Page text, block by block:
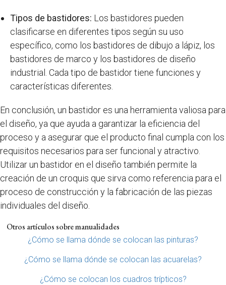
Tipos de bastidores: Los bastidores pueden
clasificarse en diferentes tipos según su uso
específico, como los bastidores de dibujo a lápiz, los
bastidores de marco y los bastidores de diseño
industrial. Cada tipo de bastidor tiene funciones y
características diferentes.
En conclusión, un bastidor es una herramienta valiosa para
el diseño, ya que ayuda a garantizar la eficiencia del
proceso y a asegurar que el producto final cumpla con los
requisitos necesarios para ser funcional y atractivo.
Utilizar un bastidor en el diseño también permite la
creación de un croquis que sirva como referencia para el
proceso de construcción y la fabricación de las piezas
individuales del diseño.
Otros artículos sobre manualidades
¿Cómo se llama dónde se colocan las pinturas?
¿Cómo se llama dónde se colocan las acuarelas?
¿Cómo se colocan los cuadros trípticos?